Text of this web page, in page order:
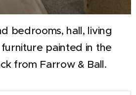
bedrooms, hall, living
painted in the
from Farrow & Ball.